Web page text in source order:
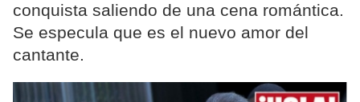
conquista saliendo de una cena romántica.
Se especula que es el nuevo amor del
cantante.